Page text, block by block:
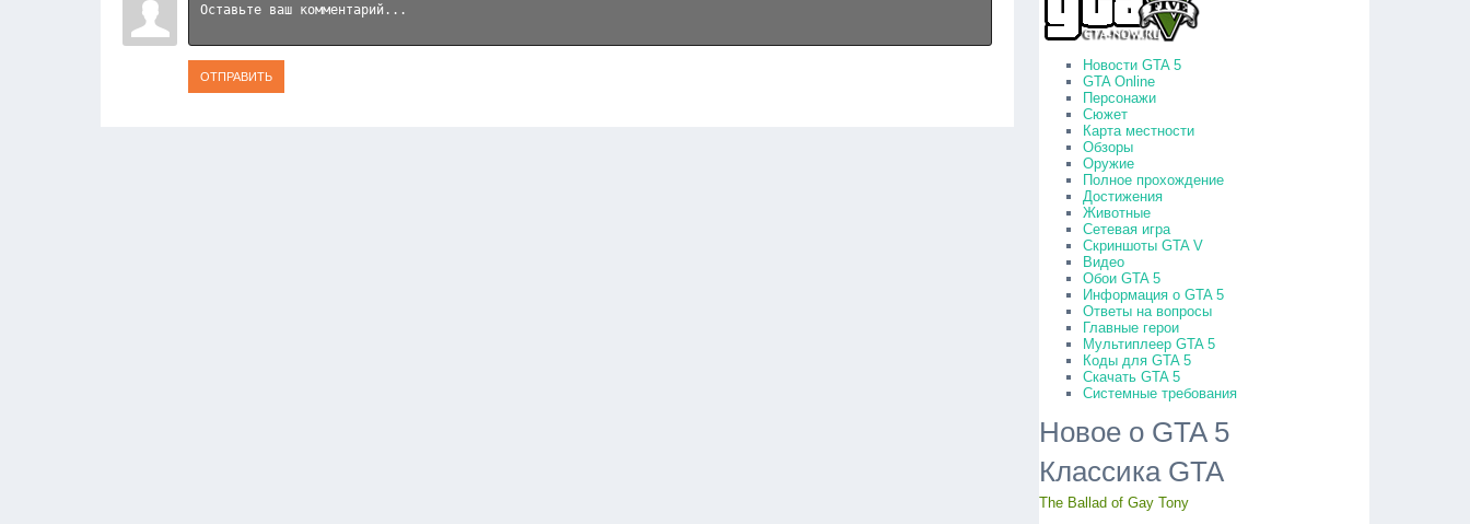
ОТПРАВИТЬ
Новости GTA 5
GTA Online
Персонажи
Сюжет
Карта местности
Обзоры
Оружие
Полное прохождение
Достижения
Животные
Сетевая игра
Скриншоты GTA V
Видео
Обои GTA 5
Информация о GTA 5
Ответы на вопросы
Главные герои
Мультиплеер GTA 5
Коды для GTA 5
Скачать GTA 5
Системные требования
Новое о GTA 5
Классика GTA
The Ballad of Gay Tony